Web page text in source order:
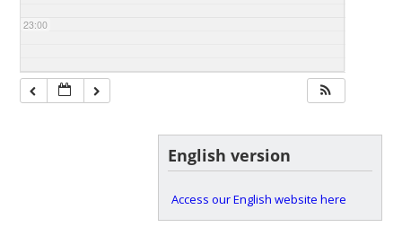
23:00
English version
Access our English website here